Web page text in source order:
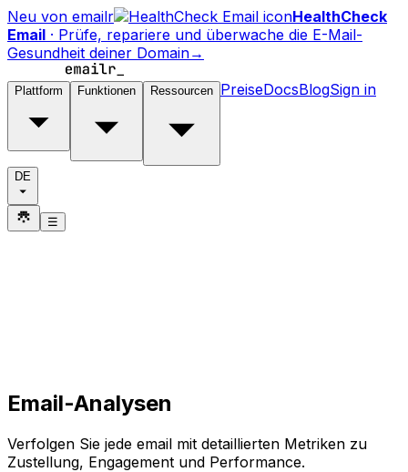
Neu von emailr
HealthCheck
Email · Prüfe, repariere und überwache die E-Mail-
Gesundheit deiner Domain→
Plattform Funktionen Ressourcen PreiseDocsBlogSign in
DE
☰
Email-Analysen
Verfolgen Sie jede email mit detaillierten Metriken zu
Zustellung, Engagement und Performance.